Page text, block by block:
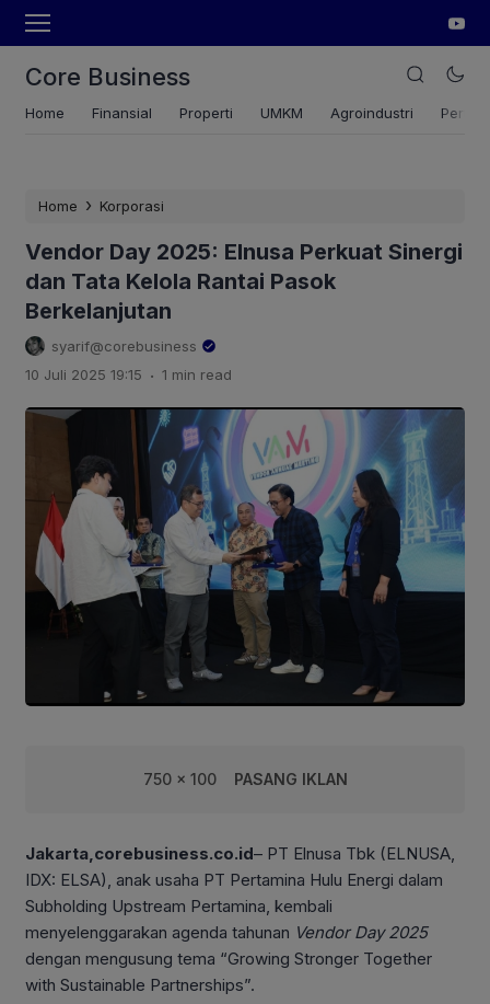
Core Business
Home Finansial Properti UMKM Agroindustri
Home › Korporasi
Vendor Day 2025: Elnusa Perkuat Sinergi
dan Tata Kelola Rantai Pasok
Berkelanjutan
syarif@corebusiness
10 Juli 2025 19:15 . 1 min read
750 x 100 PASANG IKLAN
Jakarta,corebusiness.co.id– PT Elnusa Tbk (ELNUSA,
IDX: ELSA), anak usaha PT Pertamina Hulu Energi dalam
Subholding Upstream Pertamina, kembali
menyelenggarakan agenda tahunan Vendor Day 2025
dengan mengusung tema “Growing Stronger Together
with Sustainable Partnerships”.